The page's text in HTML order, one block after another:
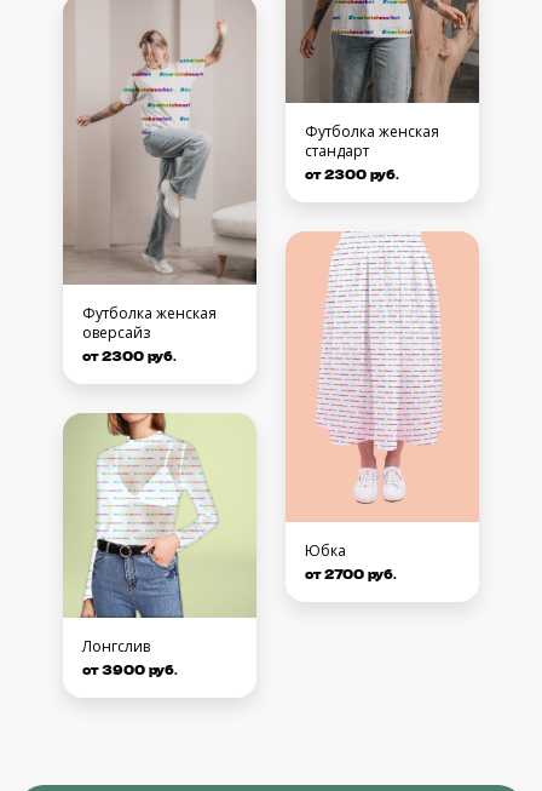
Футболка женская
оверсайз
от 2300 руб.
Лонгслив
от 3900 руб.
Футболка женская
стандарт
от 2300 руб.
Юбка
от 2700 руб.